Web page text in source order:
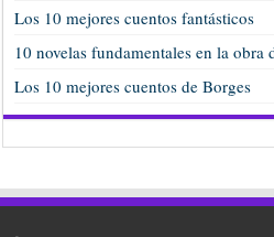
Los 10 mejores cuentos fantásticos
10 novelas fundamentales en la obra
Los 10 mejores cuentos de Borges